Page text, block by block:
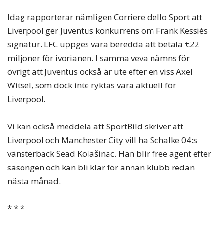
Idag rapporterar nämligen Corriere dello Sport att
Liverpool ger Juventus konkurrens om Frank Kessiés
signatur. LFC uppges vara beredda att betala €22
miljoner för ivorianen. I samma veva nämns för
övrigt att Juventus också är ute efter en viss Axel
Witsel, som dock inte ryktas vara aktuell för
Liverpool.
Vi kan också meddela att SportBild skriver att
Liverpool och Manchester City vill ha Schalke 04:s
vänsterback Sead Kolašinac. Han blir free agent efter
säsongen och kan bli klar för annan klubb redan
nästa månad.
* * *